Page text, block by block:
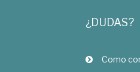
¿DUDAS?
Como